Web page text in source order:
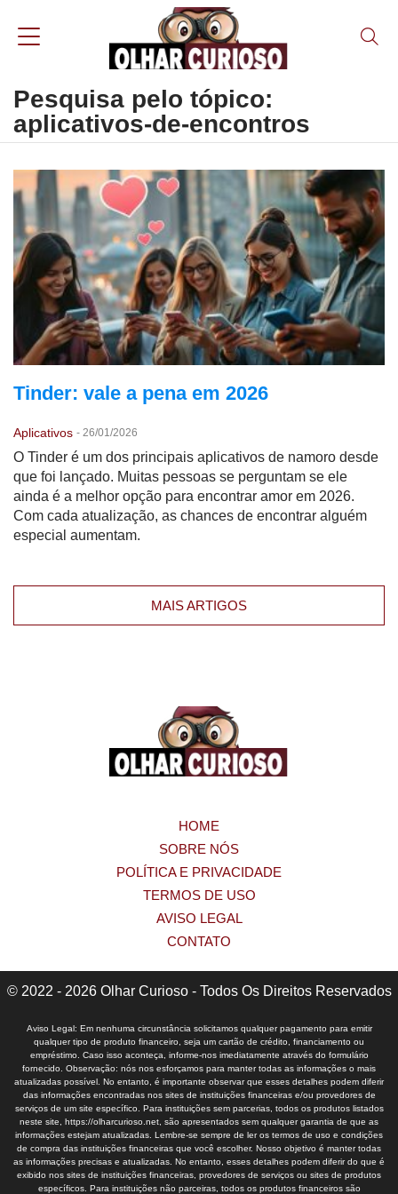
Pesquisa pelo tópico:
aplicativos-de-encontros
Tinder: vale a pena em 2026
Aplicativos - 26/01/2026
O Tinder é um dos principais aplicativos de namoro desde
que foi lançado. Muitas pessoas se perguntam se ele
ainda é a melhor opção para encontrar amor em 2026.
Com cada atualização, as chances de encontrar alguém
especial aumentam.
MAIS ARTIGOS
HOME
SOBRE NÓS
POLÍTICA E PRIVACIDADE
TERMOS DE USO
AVISO LEGAL
CONTATO
© 2022 - 2026 Olhar Curioso - Todos Os Direitos Reservados
Aviso Legal: Em nenhuma circunstância solicitamos qualquer pagamento para emitir
qualquer tipo de produto financeiro, seja um cartão de crédito, financiamento ou
empréstimo. Caso isso aconteça, informe-nos imediatamente através do formulário
fornecido. Observação: nós nos esforçamos para manter todas as informações o mais
atualizadas possível. No entanto, é importante observar que esses detalhes podem diferir
das informações encontradas nos sites de instituições financeiras e/ou provedores de
serviços de um site específico. Para instituições sem parcerias, todos os produtos listados
neste site, https://olharcurioso.net, são apresentados sem qualquer garantia de que as
informações estejam atualizadas. Lembre-se sempre de ler os termos de uso e condições
de compra das instituições financeiras que você escolher. Nosso objetivo é manter todas
as informações precisas e atualizadas. No entanto, esses detalhes podem diferir do que é
exibido nos sites de instituições financeiras, provedores de serviços ou sites de produtos
específicos. Para instituições não parceiras, todos os produtos financeiros são